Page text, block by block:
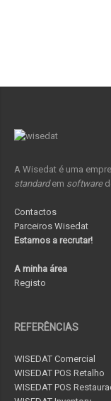
A Wisedat é uma
standardem software
Contactos
Parceiros Wisedat
Estamos a recrutar!
A minha área
Registo
REFERÊNCIAS
WISEDAT Comercial
WISEDAT POS Retalho
WISEDAT POS